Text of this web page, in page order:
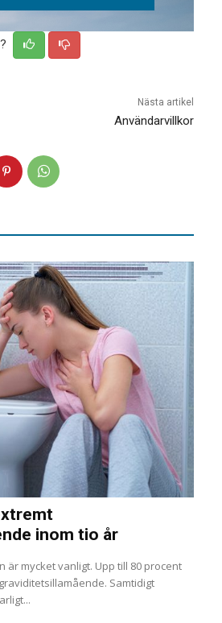
Nästa artikel
Användarvillkor
inom tio år
är mycket vanligt. Upp till 80 procent
Samtidigt